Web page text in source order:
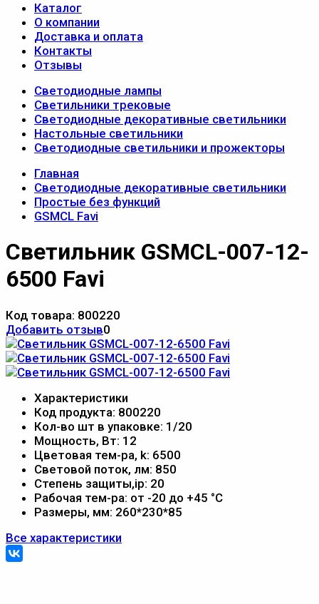
Каталог
О компании
Доставка и оплата
Контакты
Отзывы
Светодиодные лампы
Светильники трековые
Светодиодные декоративные светильники
Настольные светильники
Светодиодные светильники и прожекторы
Главная
Светодиодные декоративные светильники
Простые без функций
GSMCL Favi
Светильник GSMCL-007-12-
6500 Favi
Код товара: 800220
Добавить отзыв0
Характеристики
Код продукта: 800220
Кол-во шт в упаковке: 1/20
Мощность, Вт: 12
Цветовая тем-ра, k: 6500
Световой поток, лм: 850
Степень защиты,ip: 20
Рабочая тем-ра: от -20 до +45 °С
Размеры, мм: 260*230*85
Все характеристики